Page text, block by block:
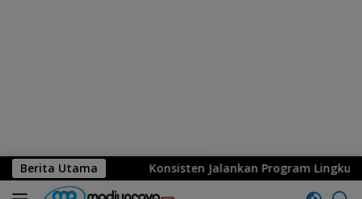
Berita Utama
2026 Konsisten Jalankan Program Lingkungan,